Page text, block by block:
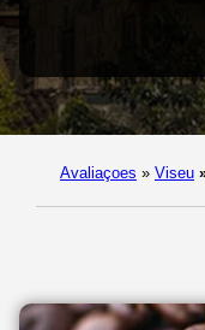
Avaliaçoes » Viseu